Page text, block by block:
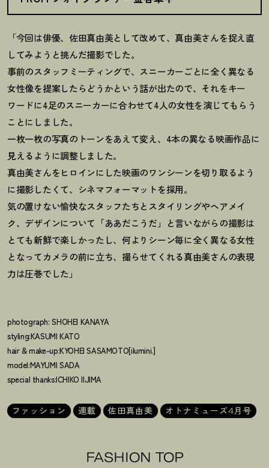
「今回は俳優、佐田真由美として改めて、真由美さんを捉え直
してみようと挑んだ撮影でした。
事前のスタッフミーティングで、スニーカーごとに全く異なる
女性像を提案したらどうかという話が出たので、それをキー
ワードに4足のスニーカーに合わせて4人の女性を演じてもらう
ことにしました。
一枚一枚の写真のトーンをあえて変え、4本の異なる映画作品に
見えるように調整しました。
真由美さんをヒロインにした映画のワンシーンを切り取るよう
に撮影したくて、シネマフォーマットを採用。
気の置けない愉快なスタッフたちとスタイリングやヘアメイ
ク、デザインについて「ああだこうだ」と言いながらの撮影は
とても新鮮で楽しかったし、何よりシーン毎に全く異なる女性
となってカメラの前に立ち、撮らせてくれる真由美さんの表現
力は圧巻でした」
photograph: SHOHEI KANAYA
styling:KASUMI KATO
hair & make-up:KYOHEI SASAMOTO[ilumini.]
model:MAYUMI SADA
special thanks:ICHIKO IIJIMA
ファッション 連載 佐田真由美 オトナミューズ4月号
FASHION TOP